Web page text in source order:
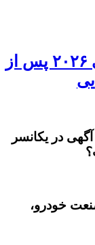
نمودار مرحله حذفی جام جهانی ۲۰۲۶ پس از
در یکانسر
خودرو،